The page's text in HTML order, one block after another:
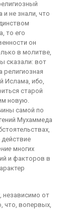
и не знали, что
то его
он
в молитве,
сказали: вот
религиозная
Ислама, ибо,
старой
новую.
самой по
Мухаммеда
действие
многих
и факторов в
независимо от
что, вопервых,